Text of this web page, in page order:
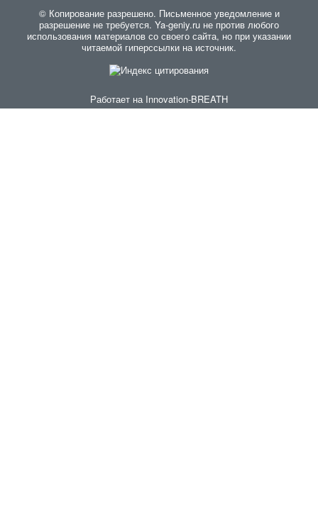
© Копирование разрешено. Письменное уведомление и
разрешение не требуется. Ya-geniy.ru не против любого
использования материалов со своего сайта, но при указании
читаемой гиперссылки на источник.
Работает на Innovation-BREATH